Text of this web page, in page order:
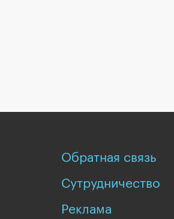
Обратная связь
Сутрудничество
Реклама